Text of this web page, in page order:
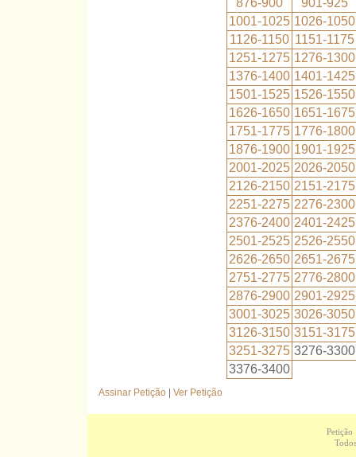
876-900
901-925
1001-1025 1026-1050
1126-1150 1151-1175
1251-1275 1276-1300
1376-1400 1401-1425
1501-1525 1526-1550
1626-1650 1651-1675
1751-1775 1776-1800
1876-1900 1901-1925
2001-2025 2026-2050
2126-2150 2151-2175
2251-2275 2276-2300
2376-2400 2401-2425
2501-2525 2526-2550
2626-2650 2651-2675
2751-2775 2776-2800
2876-2900 2901-2925
3001-3025 3026-3050
3126-3150 3151-3175
3251-3275 3276-3300
3376-3400
Assinar Petição Ver Petição
Petição